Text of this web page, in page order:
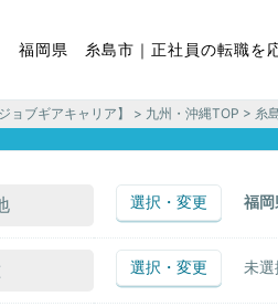
福岡県 糸島市｜正社員の転職を
ョブギアキャリア】 > 九州・沖縄TOP > 糸
選択・変更 福岡
選択・変更 未選